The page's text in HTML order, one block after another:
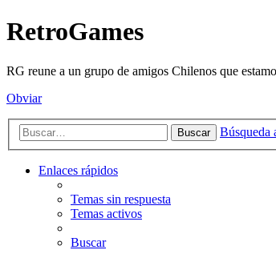
RetroGames
RG reune a un grupo de amigos Chilenos que
Obviar
Buscar Búsqueda
Enlaces rápidos
Temas sin respuesta
Temas activos
Buscar